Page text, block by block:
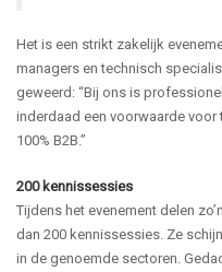
Het is een strikt zakelijk
managers en technisch
geweerd: “Bij ons is
inderdaad een voorwaarde voor
100% B2B.”
200 kennissessies
Tijdens het evenement delen
dan 200 kennissessies. Ze
in de genoemde sectoren.